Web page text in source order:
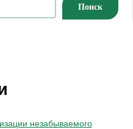
Поиск
незабываемого